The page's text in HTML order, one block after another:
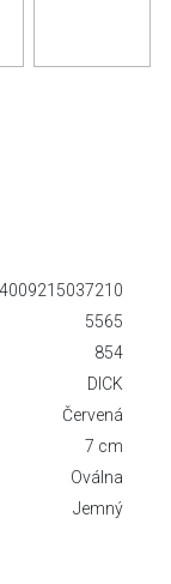
4009215037210
5565
854
DICK
Červená
7 cm
Oválna
Jemný